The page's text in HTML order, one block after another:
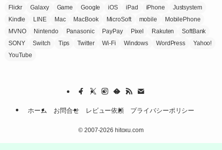
Flickr
Galaxy Game Google iOS iPad iPhone
Justsystem
Kindle
LINE Mac MacBook MicroSoft mobile
MobilePhone
MVNO
Nintendo Panasonic PayPay Pixel Rakuten
SoftBank
SONY
Switch Tips Twitter Wi-Fi Windows WordPress
Yahoo!
YouTube
ホーム お問合せ レビュー依頼 プライバシーポリシー
© 2007-2026 hitoxu.com